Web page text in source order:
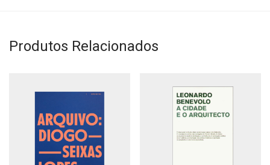
Produtos Relacionados